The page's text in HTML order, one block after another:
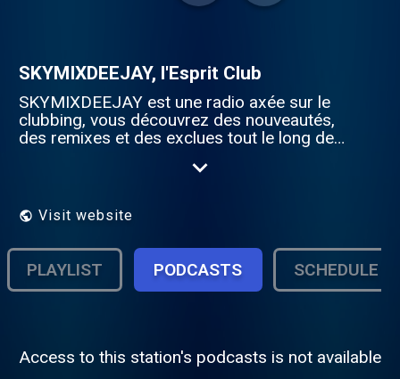
SKYMIXDEEJAY, l'Esprit Club
SKYMIXDEEJAY est une radio axée sur le
clubbing, vous découvrez des nouveautés,
des remixes et des exclues tout le long de
grands dj's de la planète tous les soirs sur
Visit website
PLAYLIST PODCASTS SCHEDULE
Access to this station's podcasts is not available